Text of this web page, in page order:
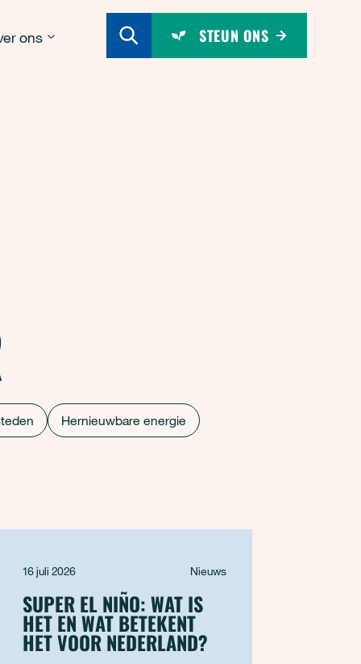
ons STEUN ONS
Hernieuwbare energie
16 juli 2026 Nieuws
SUPER EL NIÑO: WAT IS
HET EN WAT BETEKENT
HET VOOR NEDERLAND?